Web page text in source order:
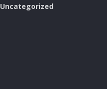
Uncategorized